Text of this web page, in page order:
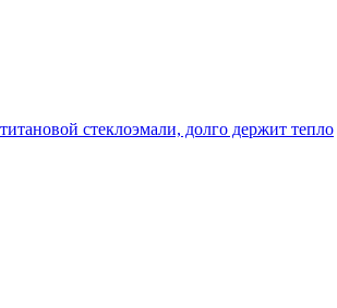
стеклоэмали, долго держит тепло